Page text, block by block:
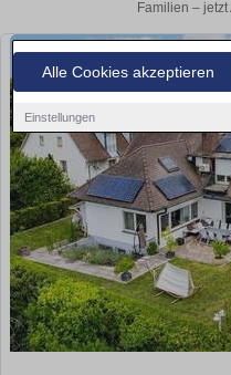
Alle Cookies akzeptieren
Einstellungen
Familien –